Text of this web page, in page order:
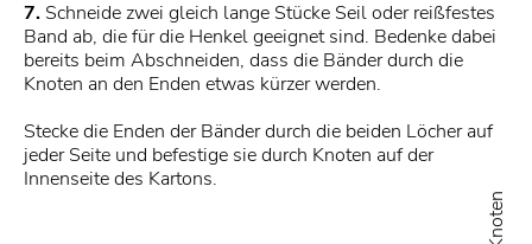
7. Schneide zwei gleich lange Stücke Seil oder reißfestes
Band ab, die für die Henkel geeignet sind. Bedenke dabei
bereits beim Abschneiden, dass die Bänder durch die
Knoten an den Enden etwas kürzer werden.
Stecke die Enden der Bänder durch die beiden Löcher auf
jeder Seite und befestige sie durch Knoten auf der
Innenseite des Kartons.